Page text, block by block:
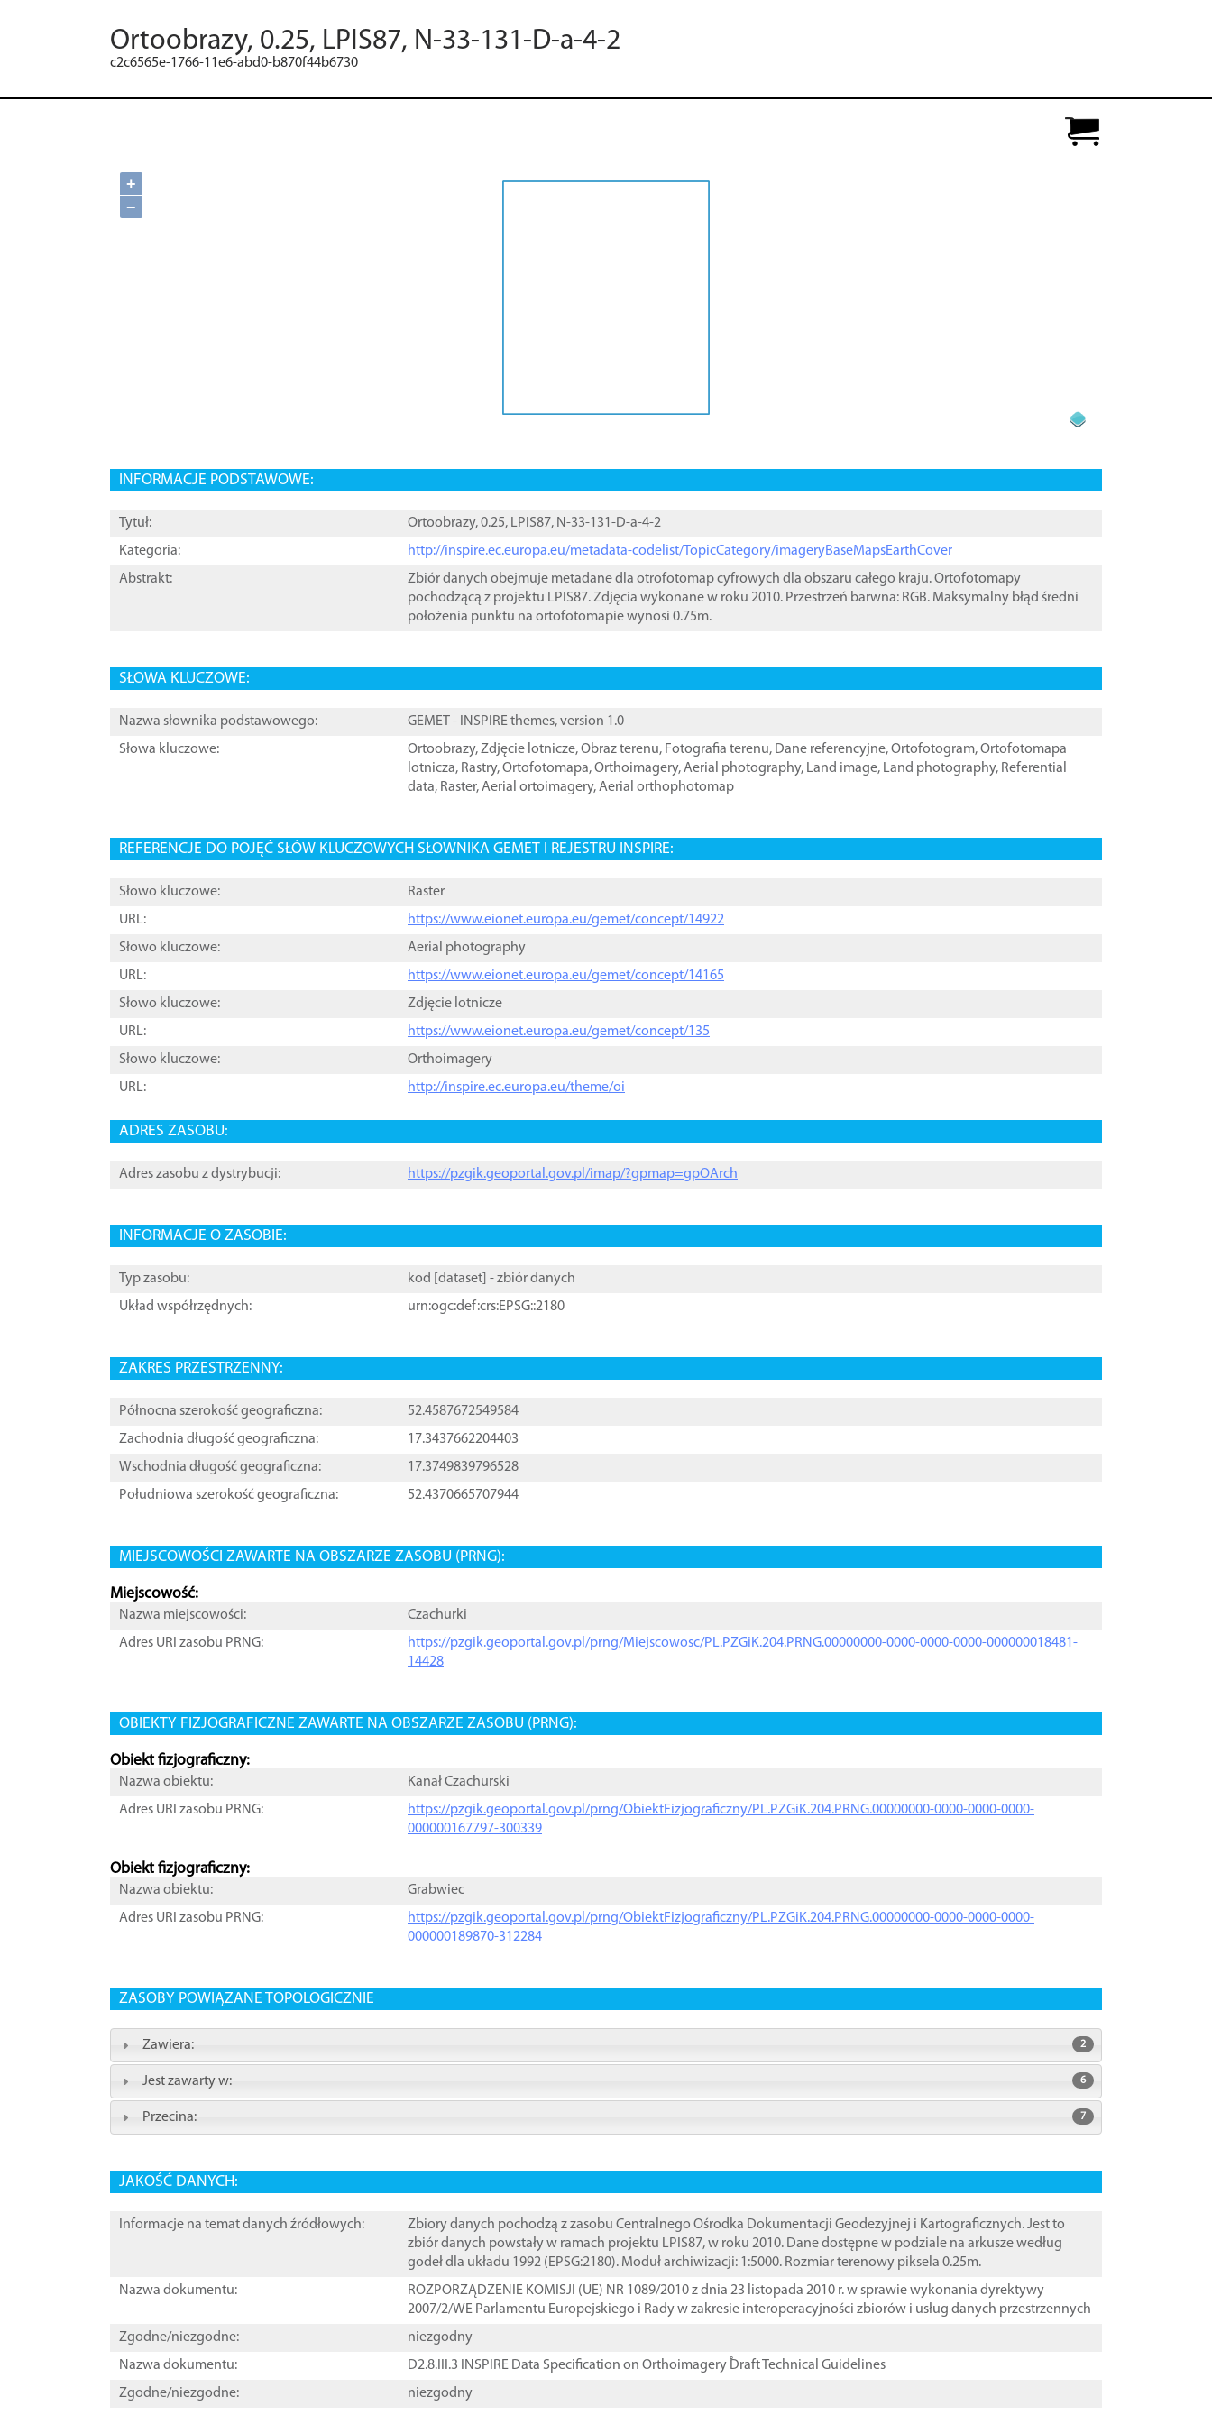
Ortoobrazy, 0.25, LPIS87, N-33-131-D-a-4-2
c2c6565e-1766-11e6-abd0-b870f44b6730
+
−
INFORMACJE PODSTAWOWE:
Tytuł:
Ortoobrazy, 0.25, LPIS87, N-33-131-D-a-4-2
Kategoria:
http://inspire.ec.europa.eu/metadata-codelist/TopicCategory/imageryBaseMapsEarthCover
Abstrakt:
Zbiór danych obejmuje metadane dla otrofotomap cyfrowych dla obszaru całego kraju. Ortofotomapy
pochodzącą z projektu LPIS87. Zdjęcia wykonane w roku 2010. Przestrzeń barwna: RGB. Maksymalny błąd średni
położenia punktu na ortofotomapie wynosi 0.75m.
SŁOWA KLUCZOWE:
Nazwa słownika podstawowego:
GEMET - INSPIRE themes, version 1.0
Słowa kluczowe:
Ortoobrazy,Zdjęcie lotnicze,Obraz terenu, Fotografia terenu, Dane referencyjne,Ortofotogram,Ortofotomapa
lotnicza, Rastry,Ortofotomapa,Orthoimagery,Aerial photography, Land image, Land photography, Referential
data, Raster,Aerial ortoimagery,Aerial orthophotomap
REFERENCJE DO POJĘĆ SŁÓW KLUCZOWYCH SŁOWNIKA GEMET I REJESTRU INSPIRE:
Słowo kluczowe:
Raster
URL:
https://www.eionet.europa.eu/gemet/concept/14922
Słowo kluczowe:
Aerial photography
URL:
https://www.eionet.europa.eu/gemet/concept/14165
Słowo kluczowe:
Zdjęcie lotnicze
URL:
https://www.eionet.europa.eu/gemet/concept/135
Słowo kluczowe:
Orthoimagery
URL:
http://inspire.ec.europa.eu/theme/oi
ADRES ZASOBU:
Adres zasobu z dystrybucji: https://pzgik.geoportal.gov.pl/imap/?gpmap=gpOArch
INFORMACJE O ZASOBIE:
Typ zasobu: kod [ dataset ] - zbiór danych
Układ współrzędnych:
urn:ogc:def:crs:EPSG::2180
ZAKRES PRZESTRZENNY:
Północna szerokość geograficzna:
52.4587672549584
Zachodnia długość geograficzna:
17.3437662204403
Wschodnia długość geograficzna:
17.3749839796528
Południowa szerokość geograficzna:
52.4370665707944
MIEJSCOWOŚCI ZAWARTE NA OBSZARZE ZASOBU (PRNG):
Miejscowość:
Nazwa miejscowości:
Czachurki
Adres URI zasobu PRNG:
https://pzgik.geoportal.gov.pl/prng/Miejscowosc/PL.PZGiK.204.PRNG.00000000-0000-0000-0000-000000018481-
14428
OBIEKTY FIZJOGRAFICZNE ZAWARTE NA OBSZARZE ZASOBU (PRNG):
Obiekt fizjograficzny:
Nazwa obiektu:
Kanał Czachurski
Adres URI zasobu PRNG:
https://pzgik.geoportal.gov.pl/prng/ObiektFizjograficzny/PL.PZGiK.204.PRNG.00000000-0000-0000-0000-
000000167797-300339
Obiekt fizjograficzny:
Nazwa obiektu:
Grabwiec
Adres URI zasobu PRNG:
https://pzgik.geoportal.gov.pl/prng/ObiektFizjograficzny/PL.PZGiK.204.PRNG.00000000-0000-0000-0000-
000000189870-312284
ZASOBY POWIĄZANE TOPOLOGICZNIE
Zawiera: 2
Jest zawarty w: 6
Przecina: 7
JAKOŚĆ DANYCH:
Informacje na temat danych źródłowych:
Zbiory danych pochodzą z zasobu Centralnego Ośrodka Dokumentacji Geodezyjnej i Kartograficznych. Jest to
zbiór danych powstały w ramach projektu LPIS87, w roku 2010. Dane dostępne w podziale na arkusze według
godeł dla układu 1992 (EPSG:2180). Moduł archiwizacji: 1:5000. Rozmiar terenowy piksela 0.25m.
Nazwa dokumentu:
ROZPORZĄDZENIE KOMISJI (UE) NR 1089/2010 z dnia 23 listopada 2010 r. w sprawie wykonania dyrektywy
2007/2/WE Parlamentu Europejskiego i Rady w zakresie interoperacyjności zbiorów i usług danych przestrzennych
Zgodne/niezgodne:
niezgodny
Nazwa dokumentu:
D2.8.III.3 INSPIRE Data Specification on Orthoimagery ֠Draft Technical Guidelines
Zgodne/niezgodne:
niezgodny